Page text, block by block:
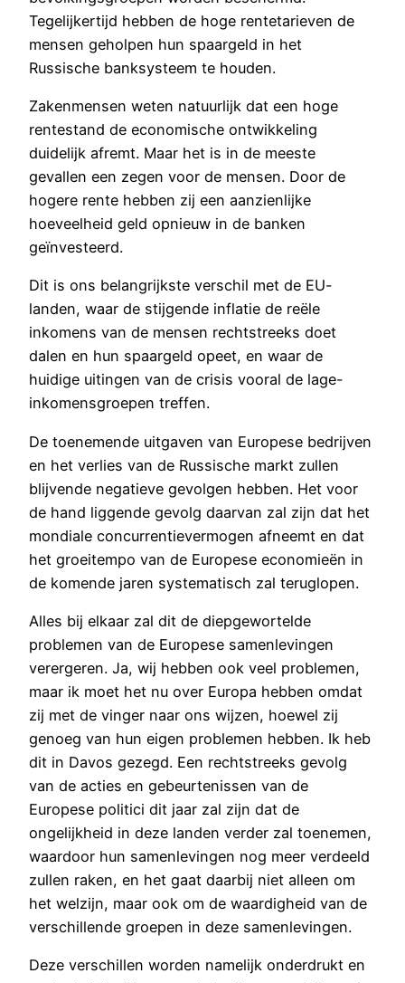
Tegelijkertijd hebben de hoge rentetarieven de
mensen geholpen hun spaargeld in het
Russische banksysteem te houden.
Zakenmensen weten natuurlijk dat een hoge
rentestand de economische ontwikkeling
duidelijk afremt. Maar het is in de meeste
gevallen een zegen voor de mensen. Door de
hogere rente hebben zij een aanzienlijke
hoeveelheid geld opnieuw in de banken
geïnvesteerd.
Dit is ons belangrijkste verschil met de EU-
landen, waar de stijgende inflatie de reële
inkomens van de mensen rechtstreeks doet
dalen en hun spaargeld opeet, en waar de
huidige uitingen van de crisis vooral de lage-
inkomensgroepen treffen.
De toenemende uitgaven van Europese bedrijven
en het verlies van de Russische markt zullen
blijvende negatieve gevolgen hebben. Het voor
de hand liggende gevolg daarvan zal zijn dat het
mondiale concurrentievermogen afneemt en dat
het groeitempo van de Europese economieën in
de komende jaren systematisch zal teruglopen.
Alles bij elkaar zal dit de diepgewortelde
problemen van de Europese samenlevingen
verergeren. Ja, wij hebben ook veel problemen,
maar ik moet het nu over Europa hebben omdat
zij met de vinger naar ons wijzen, hoewel zij
genoeg van hun eigen problemen hebben. Ik heb
dit in Davos gezegd. Een rechtstreeks gevolg
van de acties en gebeurtenissen van de
Europese politici dit jaar zal zijn dat de
ongelijkheid in deze landen verder zal toenemen,
waardoor hun samenlevingen nog meer verdeeld
zullen raken, en het gaat daarbij niet alleen om
het welzijn, maar ook om de waardigheid van de
verschillende groepen in deze samenlevingen.
Deze verschillen worden namelijk onderdrukt en